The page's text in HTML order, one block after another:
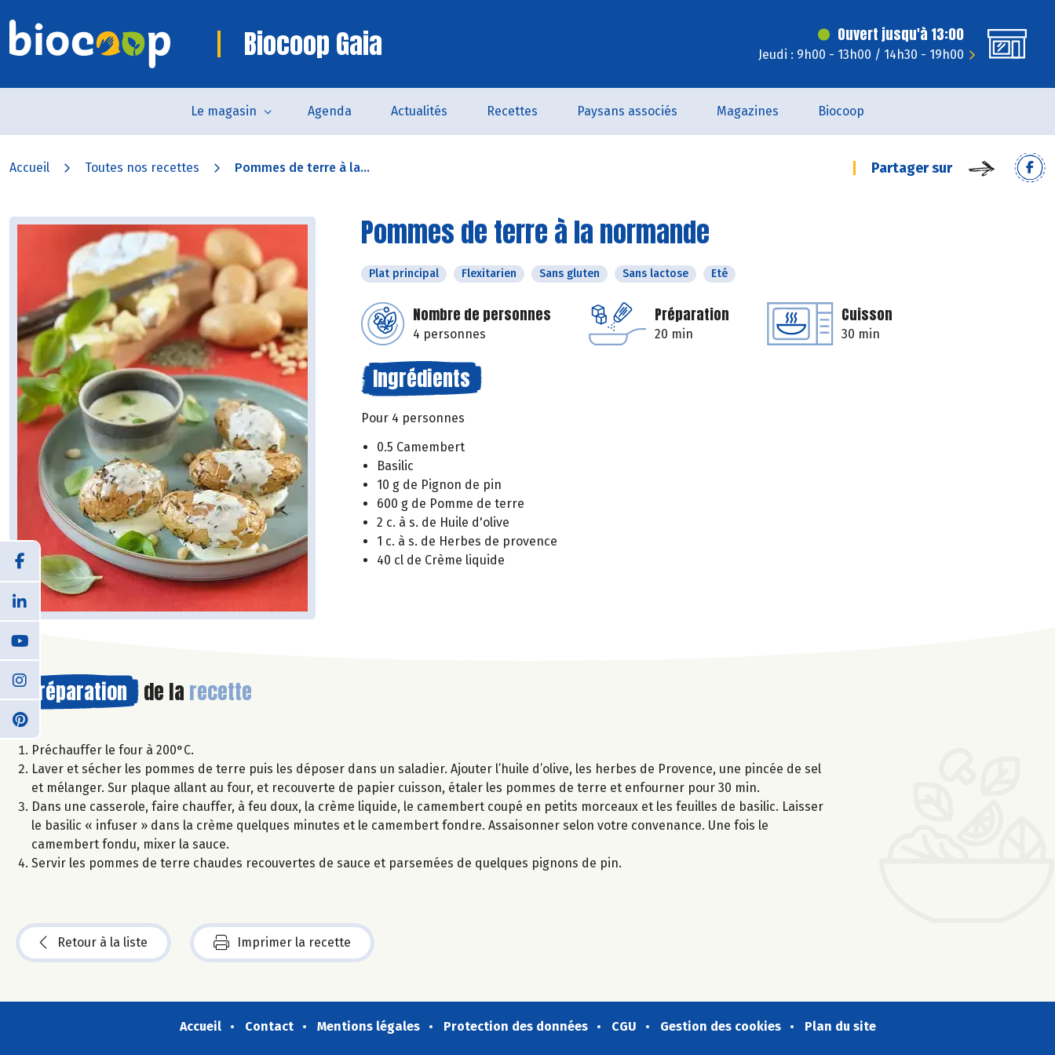
Biocoop Gaia Ouvert jusqu'à 13:00
Jeudi : 9h00 - 13h00 / 14h30 - 19h00
Le magasin Agenda Actualités Recettes Paysans associés Magazines Biocoop
Accueil Toutes nos recettes Pommes de terre à la... Partager sur
Pommes de terre à la normande
Plat principal Flexitarien Sans gluten Sans lactose Eté
Nombre de personnes
4 personnes
Préparation
20 min
Cuisson
30 min
Ingrédients
Pour 4 personnes
0.5 Camembert
Basilic
10 g de Pignon de pin
600 g de Pomme de terre
2 c. à s. de Huile d'olive
1 c. à s. de Herbes de provence
40 cl de Crème liquide
Préparation de la recette
Préchauffer le four à 200°C.
Laver et sécher les pommes de terre puis les déposer dans un saladier. Ajouter l’huile d’olive, les herbes de Provence, une pincée de sel
et mélanger. Sur plaque allant au four, et recouverte de papier cuisson, étaler les pommes de terre et enfourner pour 30 min.
Dans une casserole, faire chauffer, à feu doux, la crème liquide, le camembert coupé en petits morceaux et les feuilles de basilic. Laisser
le basilic « infuser » dans la crème quelques minutes et le camembert fondre. Assaisonner selon votre convenance. Une fois le
camembert fondu, mixer la sauce.
Servir les pommes de terre chaudes recouvertes de sauce et parsemées de quelques pignons de pin.
Retour à la liste Imprimer la recette
Accueil Contact Mentions légales Protection des données CGU Gestion des cookies Plan du site